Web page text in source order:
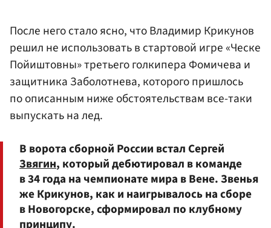
После него стало ясно, что Владимир Крикунов
решил не использовать в стартовой игре «Ческе
Пойиштовны» третьего голкипера Фомичева и
защитника Заболотнева, которого пришлось
по описанным ниже обстоятельствам все-таки
выпускать на лед.
В ворота сборной России встал Сергей
Звягин, который дебютировал в команде
в 34 года на чемпионате мира в Вене. Звенья
же Крикунов, как и наигрывалось на сборе
в Новогорске, сформировал по клубному
принципу.